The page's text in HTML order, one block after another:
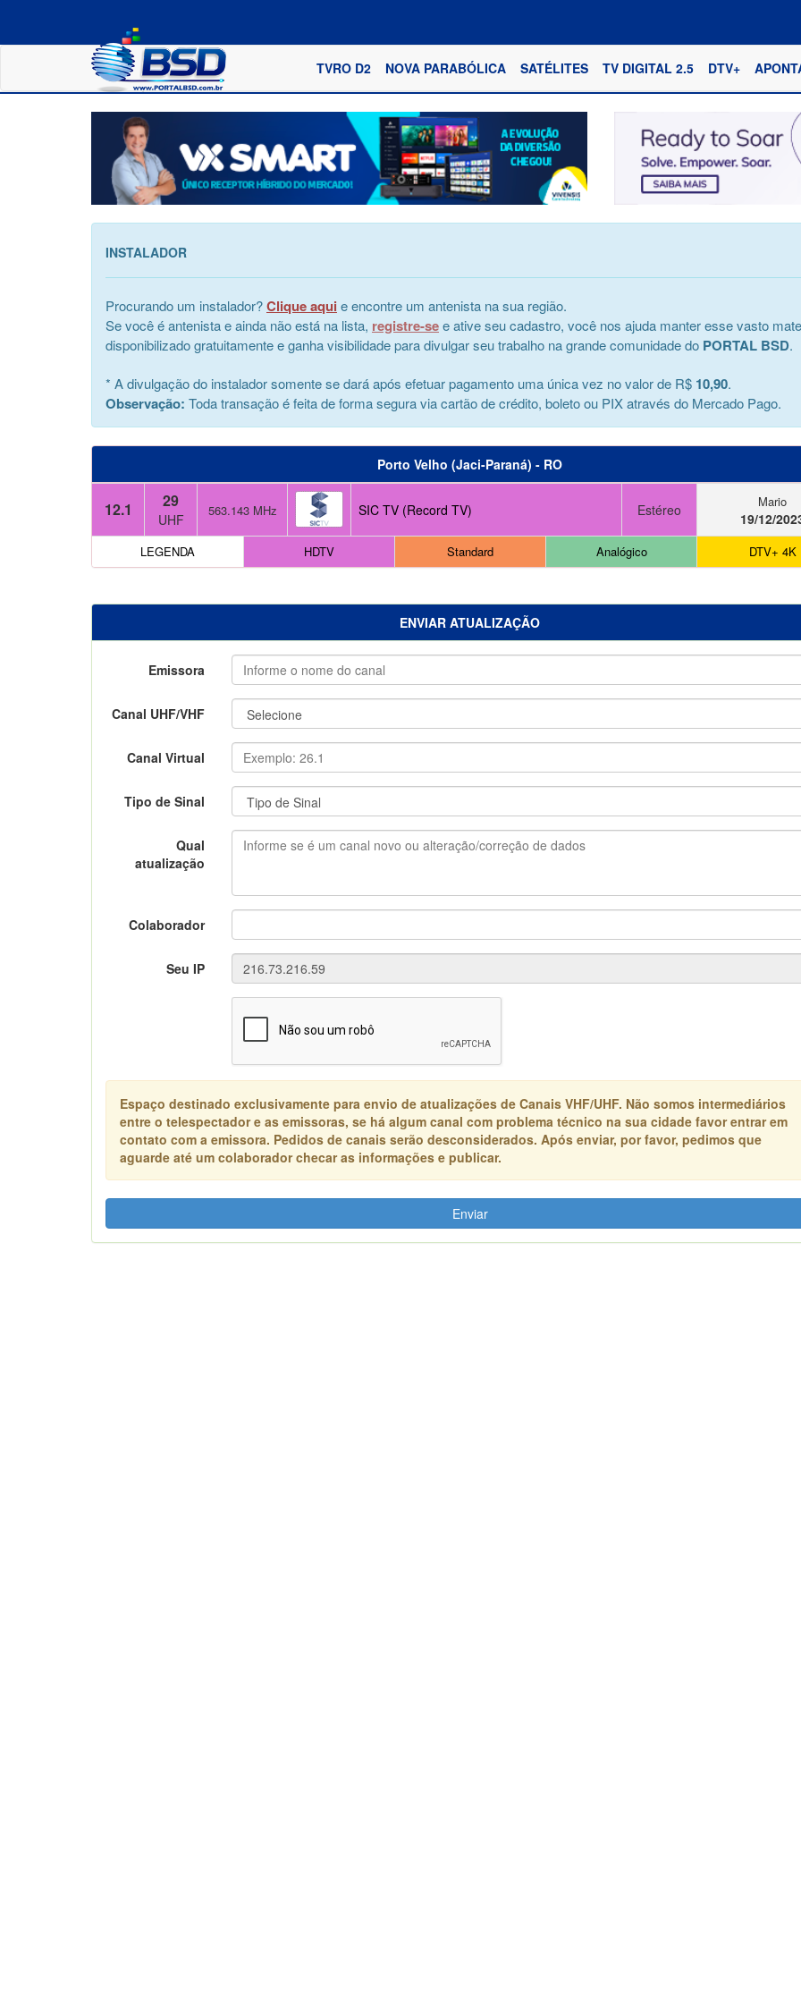
TVRO D2 NOVA PARABÓLICA SATÉLITES TV DIGITAL 2.5 DTV+
INSTALADOR
Procurando um instalador?Clique aqui e encontre um antenista na sua região.
Se você é antenista e ainda não está na lista, registre-see ative seu cadastro, você nos ajuda manter esse vasto
disponibilizado gratuitamente e ganha visibilidade para divulgar seu trabalho na grande comunidade do PORTAL BSD.
* A divulgação do instalador somente se dará após efetuar pagamento uma única vez no valor de R$ 10,90.
Observação: Toda transação é feita de forma segura via cartão de crédito, boleto ou PIX através do Mercado Pago.
Porto Velho (Jaci-Paraná) - RO
12.1 29
UHF
563.143 MHz SIC TV (Record TV) Estéreo Mario
19/12/
LEGENDA HDTV Standard Analógico DTV+ 4K
ENVIAR ATUALIZAÇÃO
Emissora
Canal UHF/VHF
Canal Virtual
Tipo de Sinal
Qual
atualização
Colaborador
Seu IP
Espaço destinado exclusivamente para envio de atualizações de Canais VHF/UHF. Não somos intermediários
entre o telespectador e as emissoras, se há algum canal com problema técnico na sua cidade favor entrar em
contato com a emissora. Pedidos de canais serão desconsiderados. Após enviar, por favor, pedimos que
aguarde até um colaborador checar as informações e publicar.
Enviar